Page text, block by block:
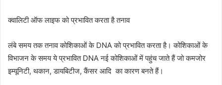
क्वालिटी ऑफ लाइफ को प्रभावित करता है तनाव
लंबे समय तक तनाव कोशिकाओं के DNA को प्रभावित करता है। कोशिकाओं के
विभाजन के समय ये प्रभावित DNA नई कोशिकाओं में पहुंच जाते हैं जो कमजोर
इम्यूनिटी, थकान, डायबिटीज, कैंसर आदि का कारण बनते हैं।